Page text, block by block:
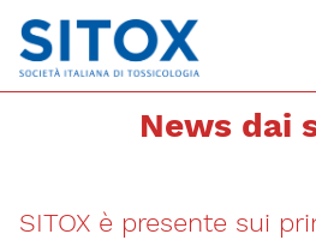
News dai
SITOX è presente sui